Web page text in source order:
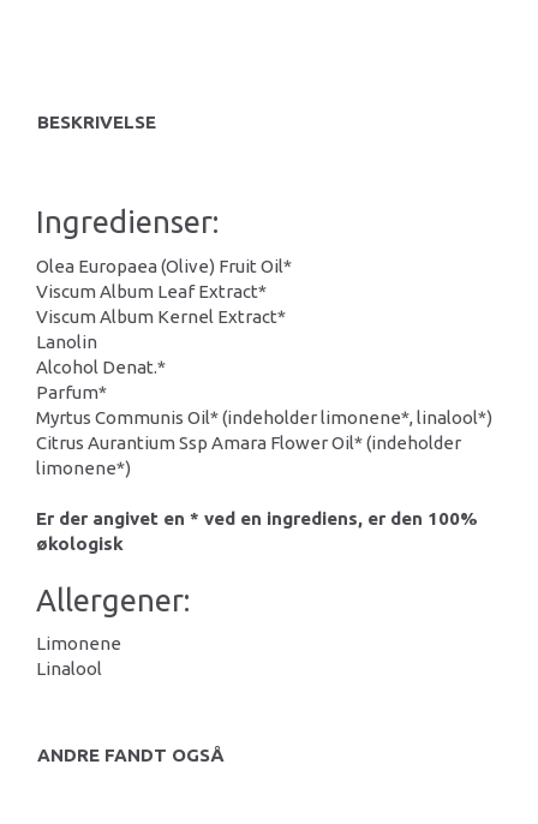
BESKRIVELSE
Ingredienser:
Olea Europaea (Olive) Fruit Oil*
Viscum Album Leaf Extract*
Viscum Album Kernel Extract*
Lanolin
Alcohol Denat.*
Parfum*
Myrtus Communis Oil* (indeholder limonene*, linalool*)
Citrus Aurantium Ssp Amara Flower Oil* (indeholder
limonene*)
Er der angivet en * ved en ingrediens, er den 100%
økologisk
Allergener:
Limonene
Linalool
ANDRE FANDT OGSÅ